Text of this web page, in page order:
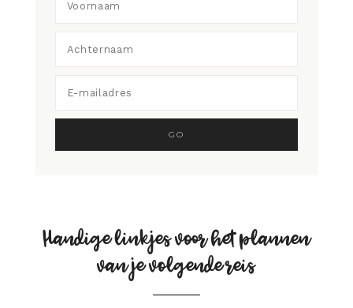
Handige linkjes voor het plannen
van je volgende reis